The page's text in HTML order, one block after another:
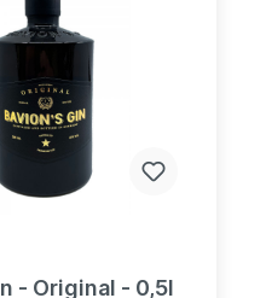
- Original - 0,5l